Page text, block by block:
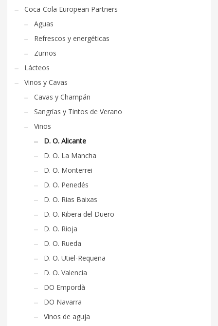
Coca-Cola European Partners
Aguas
Refrescos y energéticas
Zumos
Lácteos
Vinos y Cavas
Cavas y Champán
Sangrías y Tintos de Verano
Vinos
D. O. Alicante
D. O. La Mancha
D. O. Monterrei
D. O. Penedés
D. O. Rias Baixas
D. O. Ribera del Duero
D. O. Rioja
D. O. Rueda
D. O. Utiel-Requena
D. O. Valencia
DO Empordà
DO Navarra
Vinos de aguja